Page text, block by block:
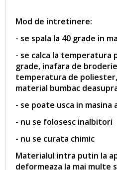
Mod de intretinere:
- se spala la 40 grade in
- se calca la temperatura
grade, inafara de
temperatura de
material bumbac
- se poate usca in masina
- nu se folosesc inalbitori
- nu se curata chimic
Materialul intra putin la
deformeaza la mai multe